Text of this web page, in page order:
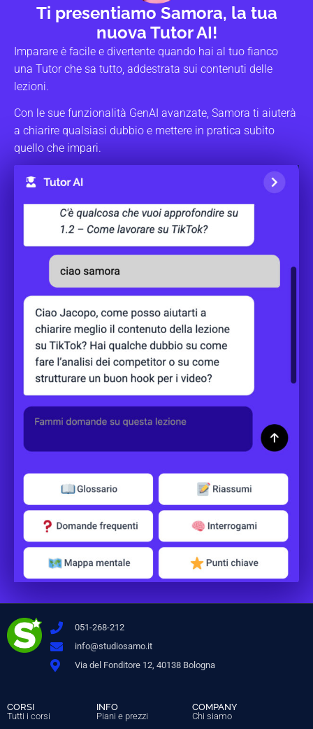
Ti presentiamo Samora, la tua
nuova Tutor AI!
Imparare è facile e divertente quando hai al tuo fianco
una Tutor che sa tutto, addestrata sui contenuti delle
lezioni.
Con le sue funzionalità GenAI avanzate, Samora ti aiuterà
a chiarire qualsiasi dubbio e mettere in pratica subito
quello che impari.
051-268-212
info@studiosamo.it
Via del Fonditore 12, 40138 Bologna
CORSI
Tutti i corsi
INFO
Piani e prezzi
COMPANY
Chi siamo